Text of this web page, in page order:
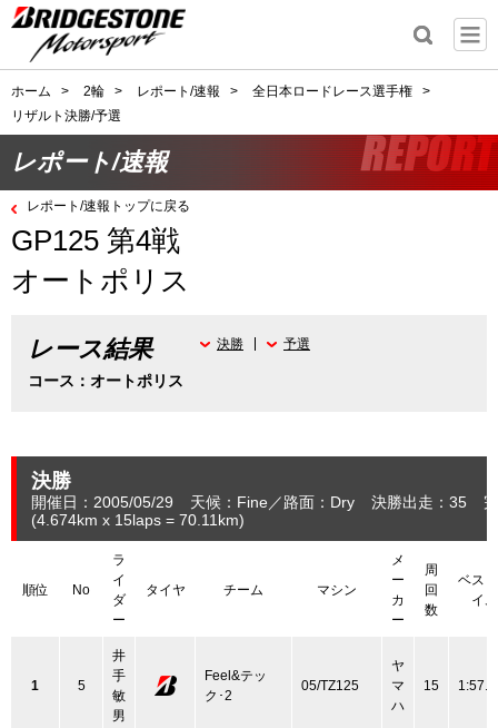
ホーム > 2輪 > レポート/速報 > 全日本ロードレース選手権
>
リザルト決勝/予選
レポート/速報
レポート/速報トップに戻る
GP125 第4戦
オートポリス
レース結果
コース：オートポリス
決勝 予選
決勝
開催日：2005/05/29 天候：Fine 路面：Dry 決勝出走：35
(4.674km x 15laps = 70.11 km)
順位 No
ラ
イ
ダ
ー
タイヤ チーム マシン
メ
ー
カ
ー
周
回
数
ベス
イム
1 5
井
手
敏
男
Feel&テッ
ク･2
05/TZ125
ヤ
マ
ハ
15